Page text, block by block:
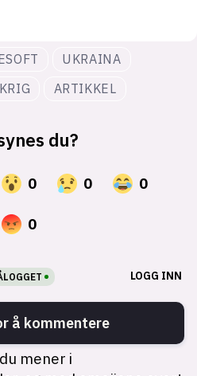
UKRAINA
KRIG ARTIKKEL